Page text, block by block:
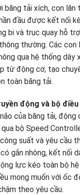
băng tải xích, con
đầu được kết nối
bi và trục quay hỗ
thường. Các
qua hệ thống dây
từ động cơ, tạo
toàn băng tải.
động và bộ điều
của băng tải, động
bộ Speed
suất và yêu cầu
gắn nhông, kết nối
lực kéo toàn bộ
mong muốn với ốc
theo yêu cầu.